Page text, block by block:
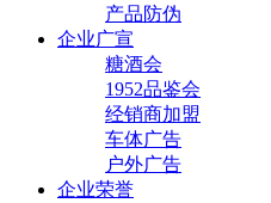
产品防伪
企业广宣
糖酒会
1952品鉴会
经销商加盟
车体广告
户外广告
企业荣誉